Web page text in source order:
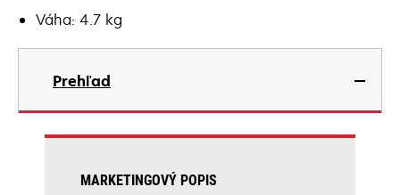
Váha: 4.7 kg
Prehľad
MARKETINGOVÝ POPIS